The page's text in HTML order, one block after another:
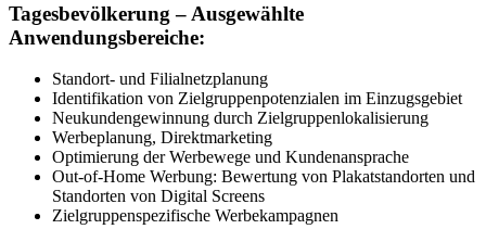
Tagesbevölkerung – Ausgewählte
Anwendungsbereiche:
Standort- und Filialnetzplanung
Identifikation von Zielgruppenpotenzialen im Einzugsgebiet
Neukundengewinnung durch Zielgruppenlokalisierung
Werbeplanung, Direktmarketing
Optimierung der Werbewege und Kundenansprache
Out-of-Home Werbung: Bewertung von Plakatstandorten und
Standorten von Digital Screens
Zielgruppenspezifische Werbekampagnen